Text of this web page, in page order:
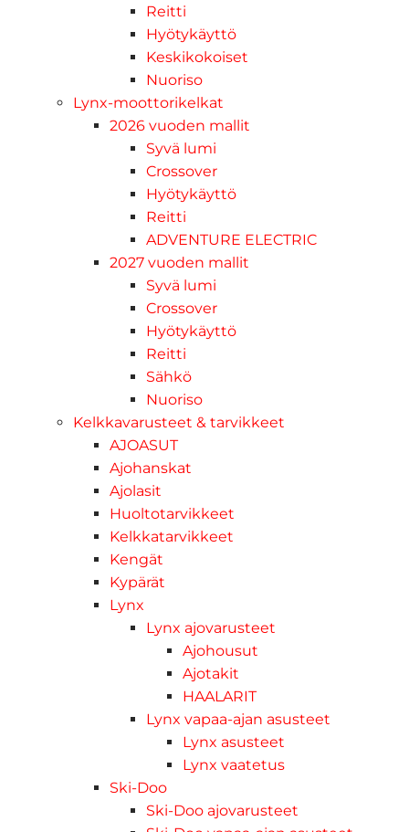
Reitti
Hyötykäyttö
Keskikokoiset
Nuoriso
Lynx-moottorikelkat
2026 vuoden mallit
Syvä lumi
Crossover
Hyötykäyttö
Reitti
ADVENTURE ELECTRIC
2027 vuoden mallit
Syvä lumi
Crossover
Hyötykäyttö
Reitti
Sähkö
Nuoriso
Kelkkavarusteet & tarvikkeet
AJOASUT
Ajohanskat
Ajolasit
Huoltotarvikkeet
Kelkkatarvikkeet
Kengät
Kypärät
Lynx
Lynx ajovarusteet
Ajohousut
Ajotakit
HAALARIT
Lynx vapaa-ajan asusteet
Lynx asusteet
Lynx vaatetus
Ski-Doo
Ski-Doo ajovarusteet